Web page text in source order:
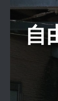
コンテン
自